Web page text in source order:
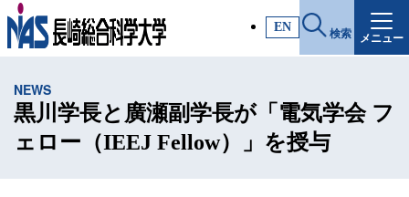
EN 検索 メニュー
施設・アクセス
入試情報
各種証明書
NEWS
黒川学長と廣瀬副学長が「電気学会 フ
ェロー（IEEJ Fellow）」を授与